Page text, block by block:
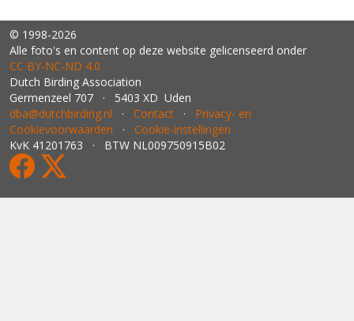
© 1998-2026
Alle foto's en content op deze website gelicenseerd onder
CC BY‑NC‑ND 4.0
Dutch Birding Association
Germenzeel 707 · 5403 XD Uden
dba@dutchbirding.nl · Contact · Privacy- en
Cookievoorwaarden · Cookie-instellingen
KvK 41201763 · BTW NL009750915B02